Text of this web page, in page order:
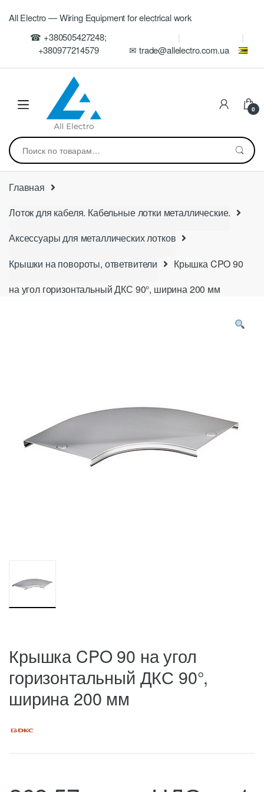
navigation
All Electro — Wiring Equipment for electrical work
☎ +380505427248;
+380977214579
✉ trade@allelectro.com.ua
0
Искать:
Главная
Лоток для кабеля. Кабельные лотки металлические.
Аксессуары для металлических лотков
Крышки на повороты, ответвители
Крышка CPO 90
на угол горизонтальный ДКС 90°, ширина 200 мм
Крышка CPO 90 на угол
горизонтальный ДКС 90°,
ширина 200 мм